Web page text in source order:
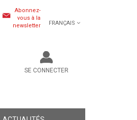
Abonnez-
vous à la
newsletter
FRANÇAIS
SE CONNECTER